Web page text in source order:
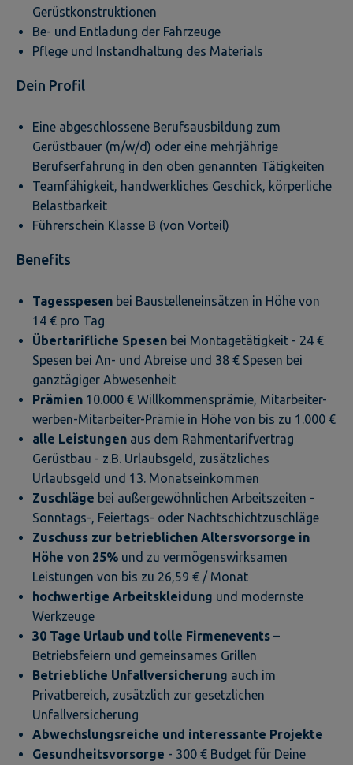
Gerüstkonstruktionen
Be- und Entladung der Fahrzeuge
Pflege und Instandhaltung des Materials
Dein Profil
Eine abgeschlossene Berufsausbildung zum
Gerüstbauer (m/w/d) oder eine mehrjährige
Berufserfahrung in den oben genannten Tätigkeiten
Teamfähigkeit, handwerkliches Geschick, körperliche
Belastbarkeit
Führerschein Klasse B (von Vorteil)
Benefits
Tagesspesen bei Baustelleneinsätzen in Höhe von
14 € pro Tag
Übertarifliche Spesen bei Montagetätigkeit - 24 €
Spesen bei An- und Abreise und 38 € Spesen bei
ganztägiger Abwesenheit
Prämien 10.000 € Willkommensprämie, Mitarbeiter-
werben-Mitarbeiter-Prämie in Höhe von bis zu 1.000 €
alle Leistungen aus dem Rahmentarifvertrag
Gerüstbau - z.B. Urlaubsgeld, zusätzliches
Urlaubsgeld und 13. Monatseinkommen
Zuschläge bei außergewöhnlichen Arbeitszeiten -
Sonntags-, Feiertags- oder Nachtschichtzuschläge
Zuschuss zur betrieblichen Altersvorsorge in
Höhe von 25% und zu vermögenswirksamen
Leistungen von bis zu 26,59 € / Monat
hochwertige Arbeitskleidung und modernste
Werkzeuge
30 Tage Urlaub und tolle Firmenevents –
Betriebsfeiern und gemeinsames Grillen
Betriebliche Unfallversicherung auch im
Privatbereich, zusätzlich zur gesetzlichen
Unfallversicherung
Abwechslungsreiche und interessante Projekte
Gesundheitsvorsorge - 300 € Budget für Deine